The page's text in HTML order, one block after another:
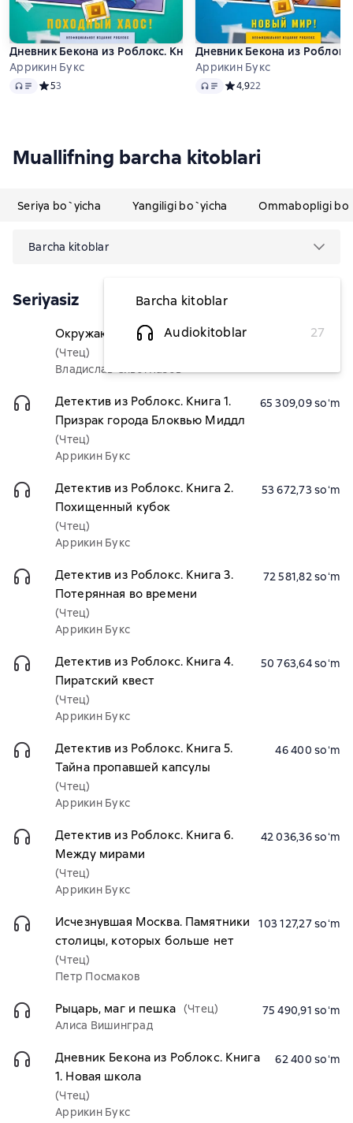
Дневник Бекона из Роблокс. Книга 10. Походный хаос!
Аррикин Букс
Audio Средний рейтинг 5 на основе 3 оценок
53
Дневник Бекона из
Аррикин Букс
Audio Средний рейтинг 4,9 на
4,922
Muallifning barcha kitoblari
Seriya bo`yicha Yangiligi bo`yicha Ommabopligi
Barcha kitoblar
Barcha kitoblar
Audiokitoblar
27
Seriyasiz
Окружающий мир. Животные
(Чтец)
Владислав Сивоглазов
72 581,82 soʻm
Детектив из Роблокс. Книга 1.
Призрак города Блоквью Миддл
(Чтец)
Аррикин Букс
65 309,09 soʻm
Детектив из Роблокс. Книга 2.
Похищенный кубок
(Чтец)
Аррикин Букс
53 672,73 soʻm
Детектив из Роблокс. Книга 3.
Потерянная во времени
(Чтец)
Аррикин Букс
72 581,82 soʻm
Детектив из Роблокс. Книга 4.
Пиратский квест
(Чтец)
Аррикин Букс
50 763,64 soʻm
Детектив из Роблокс. Книга 5.
Тайна пропавшей капсулы
(Чтец)
Аррикин Букс
46 400 soʻm
Детектив из Роблокс. Книга 6.
Между мирами
(Чтец)
Аррикин Букс
42 036,36 soʻm
Исчезнувшая Москва. Памятники
столицы, которых больше нет
(Чтец)
Петр Посмаков
103 127,27 soʻm
Рыцарь, маг и пешка (Чтец)
Алиса Вишинград
75 490,91 soʻm
Дневник Бекона из Роблокс. Книга
1. Новая школа
(Чтец)
Аррикин Букс
62 400 soʻm